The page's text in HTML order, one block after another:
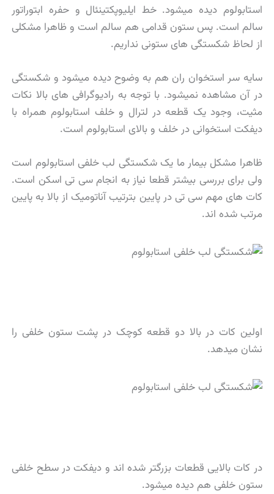
استابولوم دیده میشود. خط ایلیوپکتینئال و حفره ابتوراتور
سالم است. پس ستون قدامی هم سالم است و ظاهرا مشکلی
از لحاظ شکستگی های ستونی نداریم.
سایه سر استخوان ران هم به وضوح دیده میشود و شکستگی
در آن مشاهده نمیشود. با توجه به رادیوگرافی های بالا نکات
مثیت، وجود یک قطعه در لترال و خلف استابولوم همراه با
دیفکت استخوانی در خلف و بالای استابولوم است.
ظاهرا مشکل بیمار ما یک شکستگی لب خلفی استابولوم است
ولی برای بررسی بیشتر قطعا نیاز به انجام سی تی اسکن است.
کات های مهم سی تی در پایین بترتیب آناتومیک از بالا به پایین
مرتب شده اند.
اولین کات در بالا دو قطعه کوچک در پشت ستون خلفی را
نشان میدهد.
در کات بالایی قطعات بزرگتر شده اند و دیفکت در سطح خلفی
ستون خلفی هم دیده میشود.